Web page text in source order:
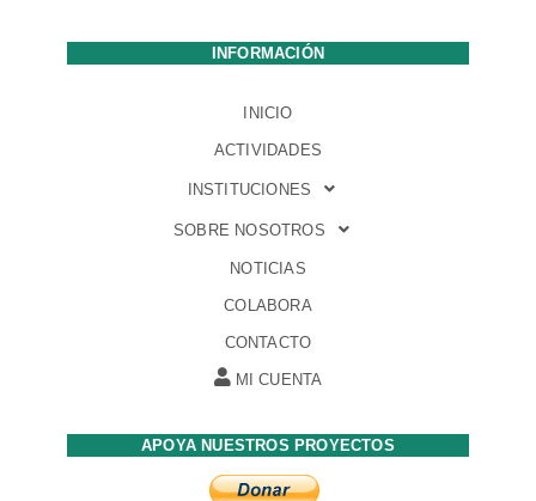
INFORMACIÓN
INICIO
ACTIVIDADES
INSTITUCIONES
SOBRE NOSOTROS
NOTICIAS
COLABORA
CONTACTO
MI CUENTA
APOYA NUESTROS PROYECTOS